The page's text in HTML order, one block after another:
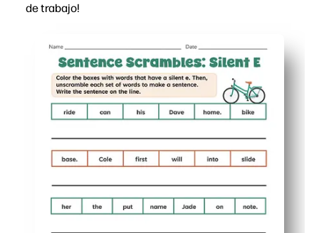
de trabajo!
Obtienes una actividad de impresión y listo, solo
Sus alumnos fortalecen la fonética al darse cuenta
Los niños se mantienen motivados con una práctica
Puedes conectarlo a cualquier rutina: centros,